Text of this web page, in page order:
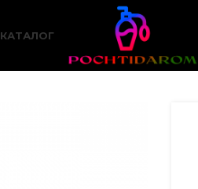
КАТАЛОГ